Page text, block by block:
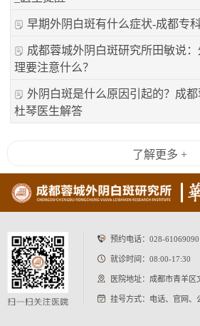
早期外阴白斑有什么症状-成都专
成都蓉城外阴白斑研究所田敏说
理要注意什么？
外阴白斑是什么原因引起的？成
杜琴医生解答
了解更多 +
预约电话： 028-61069090
就诊时间：08:00-17:30
医院地址：成都市青羊区
挂号方式：电话、官网、